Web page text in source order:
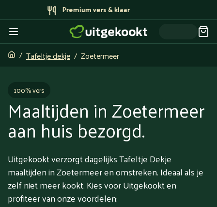
Bereid door topchefs
Tafeltje dekje Zoetermeer
100% vers
Maaltijden in Zoetermeer
aan huis bezorgd.
Uitgekookt verzorgt dagelijks Tafeltje Dekje
maaltijden in Zoetermeer en omstreken. Ideaal als je
zelf niet meer kookt. Kies voor Uitgekookt en
profiteer van onze voordelen: